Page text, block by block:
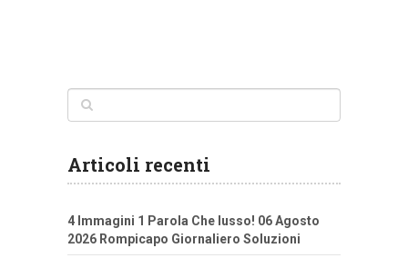
Articoli recenti
4 Immagini 1 Parola Che lusso! 06 Agosto
2026 Rompicapo Giornaliero Soluzioni